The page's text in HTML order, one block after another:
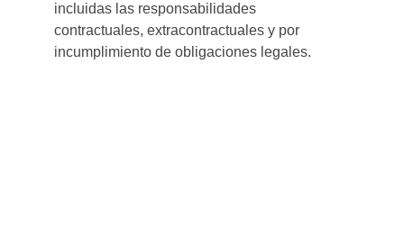
incluidas las responsabilidades
contractuales, extracontractuales y por
incumplimiento de obligaciones legales.